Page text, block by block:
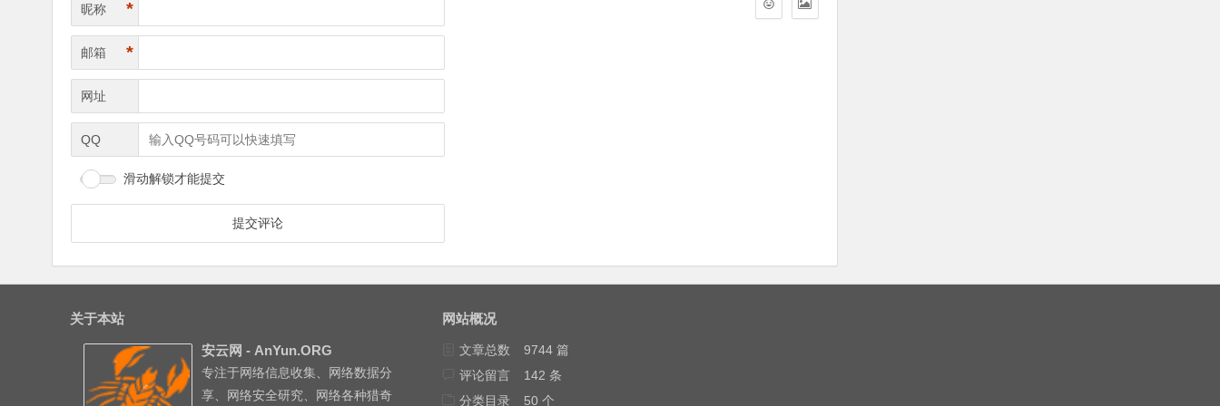
昵称 *
邮箱 *
网址
QQ
滑动解锁才能提交
关于本站
安云网 - AnYun.ORG
专注于网络信息收集、网络数据分
享、网络安全研究、网络各种猎奇
网站概况
文章总数
9744 篇
评论留言
142 条
分类目录
50 个